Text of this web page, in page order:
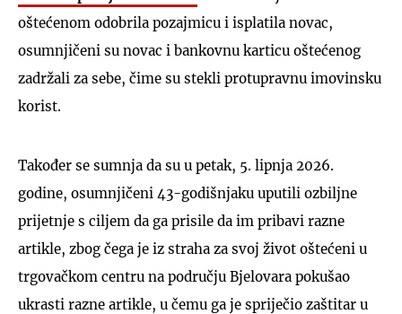
oštećenom odobrila pozajmicu i isplatila novac,
osumnjičeni su novac i bankovnu karticu oštećenog
zadržali za sebe, čime su stekli protupravnu imovinsku
korist.
Također se sumnja da su u petak, 5. lipnja 2026.
godine, osumnjičeni 43-godišnjaku uputili ozbiljne
prijetnje s ciljem da ga prisile da im pribavi razne
artikle, zbog čega je iz straha za svoj život oštećeni u
trgovačkom centru na području Bjelovara pokušao
ukrasti razne artikle, u čemu ga je spriječio zaštitar u